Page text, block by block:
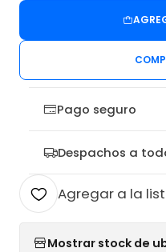
Pago seguro
Despachos a
Agregar a la
Mostrar stock de